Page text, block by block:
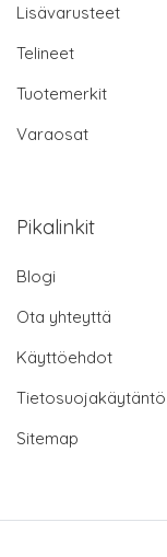
Lisävarusteet
Telineet
Tuotemerkit
Varaosat
Pikalinkit
Blogi
Ota yhteyttä
Käyttöehdot
Tietosuojakäytäntö
Sitemap